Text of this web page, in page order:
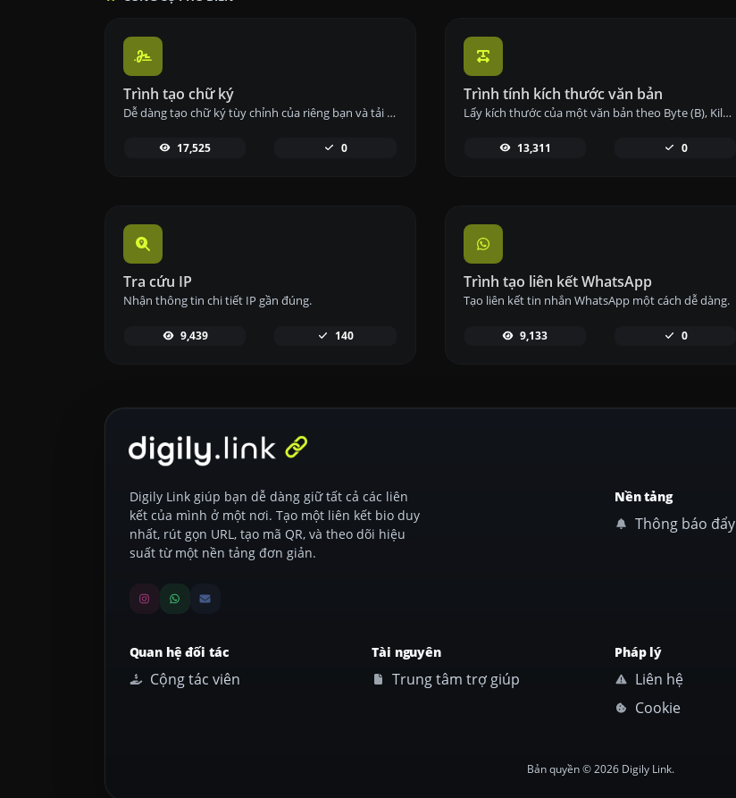
Trình tạo chữ ký
Dễ dàng tạo chữ ký tùy chỉnh của riêng bạn và tải xuống nó một cách dễ dàng.
17,525 0
Trình tính kích thước văn bản
Lấy kích thước của một văn bản theo Byte (B), Kilobyte (KB) hoặc Megabyte (MB).
13,311 0
Tra cứu IP
Nhận thông tin chi tiết IP gần đúng.
9,439 140
Trình tạo liên kết WhatsApp
Tạo liên kết tin nhắn WhatsApp một cách dễ dàng.
9,133 0
Digily Link giúp bạn dễ dàng giữ tất cả các liên
kết của mình ở một nơi. Tạo một liên kết bio duy
nhất, rút gọn URL, tạo mã QR, và theo dõi hiệu
suất từ một nền tảng đơn giản.
Nền tảng
Thông báo đẩy
Quan hệ đối tác
Cộng tác viên
Tài nguyên
Trung tâm trợ giúp
Pháp lý
Liên hệ
Cookie
Bản quyền © 2026 Digily Link.